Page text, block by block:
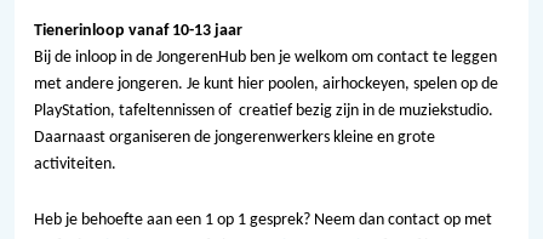
Tienerinloop vanaf 10-13 jaar
Bij de inloop in de JongerenHub ben je welkom om contact te leggen
met andere jongeren. Je kunt hier poolen, airhockeyen, spelen op de
PlayStation, tafeltennissen of creatief bezig zijn in de muziekstudio.
Daarnaast organiseren de jongerenwerkers kleine en grote
activiteiten.
Heb je behoefte aan een 1 op 1 gesprek? Neem dan contact op met